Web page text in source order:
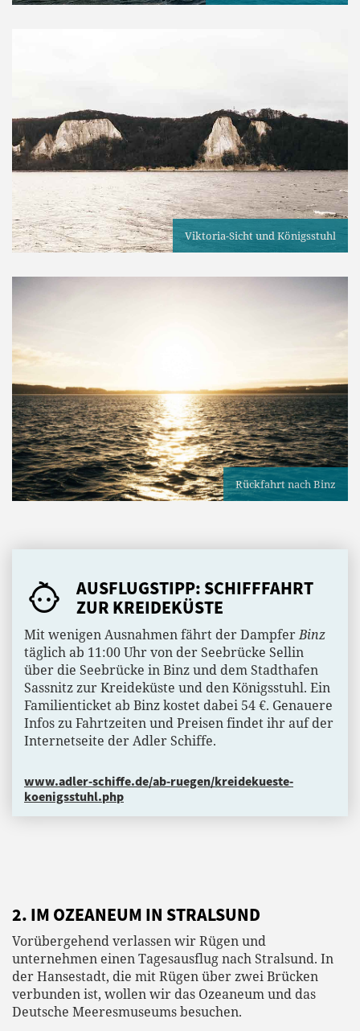
Viktoria-Sicht und Königsstuhl
Rückfahrt nach Binz
AUSFLUGSTIPP: SCHIFFFAHRT
ZUR KREIDEKÜSTE
Mit wenigen Ausnahmen fährt der DampferBinz
täglich ab 11:00 Uhr von der Seebrücke Sellin
über die Seebrücke in Binz und dem Stadthafen
Sassnitz zur Kreideküste und den Königsstuhl. Ein
Familienticket ab Binz kostet dabei 54 €. Genauere
Infos zu Fahrtzeiten und Preisen findet ihr auf der
Internetseite der Adler Schiffe.
www.adler-schiffe.de/ab-ruegen/kreidekueste-
koenigsstuhl.php
2. IM OZEANEUM IN STRALSUND
Vorübergehend verlassen wir Rügen und
unternehmen einen Tagesausflug nach Stralsund. In
der Hansestadt, die mit Rügen über zwei Brücken
verbunden ist, wollen wir das Ozeaneum und das
Deutsche Meeresmuseums besuchen.